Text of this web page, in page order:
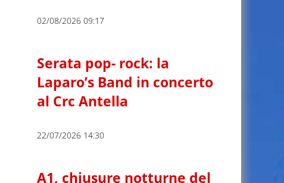
02/08/2026 09:17
Serata pop- rock: la
Laparo’s Band in concerto
al Crc Antella
22/07/2026 14:30
A1, chiusure notturne del